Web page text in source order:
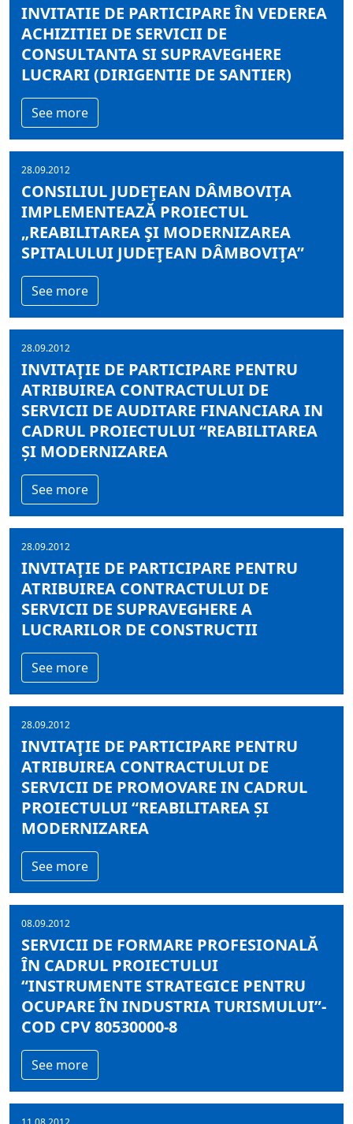
INVITATIE DE PARTICIPARE ÎN VEDEREA
ACHIZITIEI DE SERVICII DE
CONSULTANTA SI SUPRAVEGHERE
LUCRARI (DIRIGENTIE DE SANTIER)
See more
28.09.2012
CONSILIUL JUDEŢEAN DÂMBOVIȚA
IMPLEMENTEAZĂ PROIECTUL
„REABILITAREA ŞI MODERNIZAREA
SPITALULUI JUDEŢEAN DÂMBOVIŢA”
See more
28.09.2012
INVITAŢIE DE PARTICIPARE PENTRU
ATRIBUIREA CONTRACTULUI DE
SERVICII DE AUDITARE FINANCIARA IN
CADRUL PROIECTULUI “REABILITAREA
ȘI MODERNIZAREA
See more
28.09.2012
INVITAŢIE DE PARTICIPARE PENTRU
ATRIBUIREA CONTRACTULUI DE
SERVICII DE SUPRAVEGHERE A
LUCRARILOR DE CONSTRUCTII
See more
28.09.2012
INVITAŢIE DE PARTICIPARE PENTRU
ATRIBUIREA CONTRACTULUI DE
SERVICII DE PROMOVARE IN CADRUL
PROIECTULUI “REABILITAREA ȘI
MODERNIZAREA
See more
08.09.2012
SERVICII DE FORMARE PROFESIONALĂ
ÎN CADRUL PROIECTULUI
“INSTRUMENTE STRATEGICE PENTRU
OCUPARE ÎN INDUSTRIA TURISMULUI”-
COD CPV 80530000-8
See more